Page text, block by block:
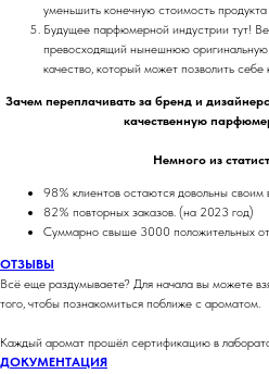
уменьшить конечную стоимость
Будущее парфюмерной индустрии тут!
превосходящий нынешнюю
качество, который может позволить себе
Зачем переплачивать за бренд и
качественную
Немного из
98% клиентов остаются довольны своим
82% повторных заказов. (на 2023 год)
Суммарно свыше 3000 положительных
ОТЗЫВЫ
Всё еще раздумываете? Для начала вы можете
того, чтобы познакомиться поближе с ароматом.
Каждый аромат прошёл сертификацию в
ДОКУМЕНТАЦИЯ